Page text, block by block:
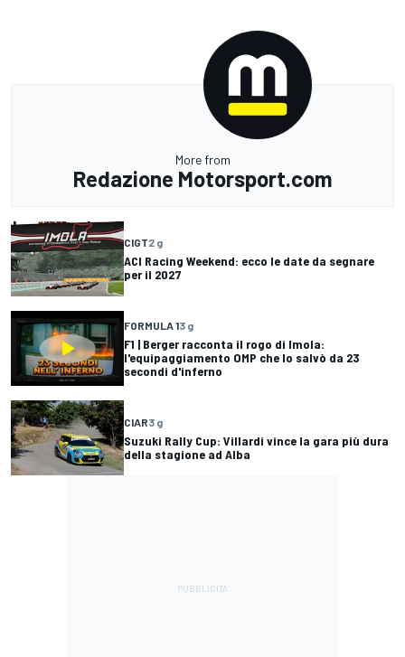
More from
Redazione Motorsport.com
CIGT2 g
ACI Racing Weekend: ecco le date da segnare
per il 2027
FORMULA 13 g
F1 | Berger racconta il rogo di Imola:
l'equipaggiamento OMP che lo salvò da 23
secondi d'inferno
CIAR3 g
Suzuki Rally Cup: Villardi vince la gara più dura
della stagione ad Alba